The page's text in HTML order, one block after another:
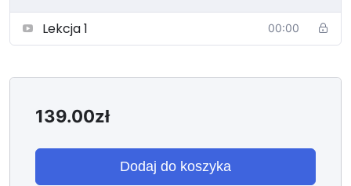
Lekcja 1 00:00
139.00zł
Dodaj do koszyka